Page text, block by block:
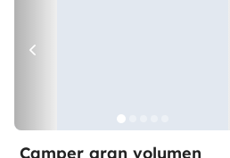
Camper gran volumen